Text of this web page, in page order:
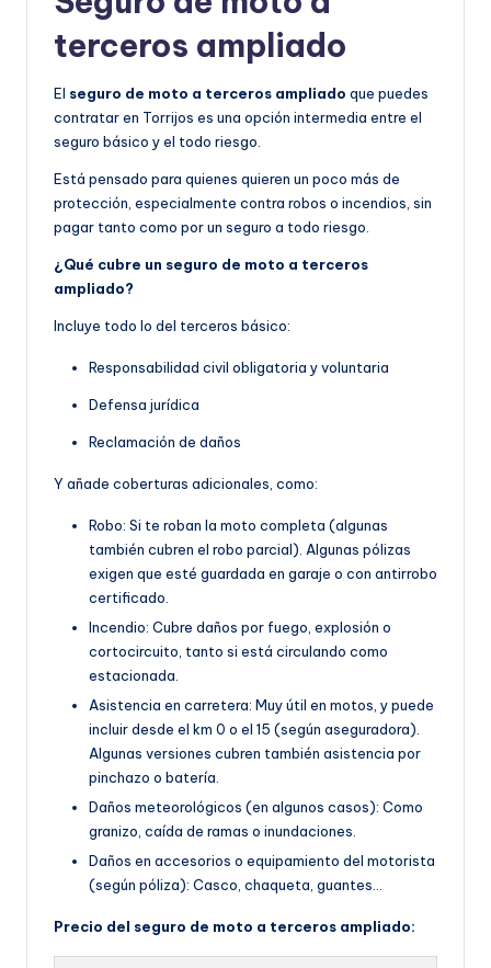
terceros ampliado
El seguro de moto a terceros ampliado que puedes
contratar en Torrijos es una opción intermedia entre el
seguro básico y el todo riesgo.
Está pensado para quienes quieren un poco más de
protección, especialmente contra robos o incendios, sin
pagar tanto como por un seguro a todo riesgo.
¿Qué cubre un seguro de moto a terceros
ampliado?
Incluye todo lo del terceros básico:
Responsabilidad civil obligatoria y voluntaria
Defensa jurídica
Reclamación de daños
Y añade coberturas adicionales, como:
Robo: Si te roban la moto completa (algunas
también cubren el robo parcial). Algunas pólizas
exigen que esté guardada en garaje o con antirrobo
certificado.
Incendio: Cubre daños por fuego, explosión o
cortocircuito, tanto si está circulando como
estacionada.
Asistencia en carretera: Muy útil en motos, y puede
incluir desde el km 0 o el 15 (según aseguradora).
Algunas versiones cubren también asistencia por
pinchazo o batería.
Daños meteorológicos (en algunos casos): Como
granizo, caída de ramas o inundaciones.
Daños en accesorios o equipamiento del motorista
(según póliza): Casco, chaqueta, guantes…
Precio del seguro de moto a terceros ampliado: